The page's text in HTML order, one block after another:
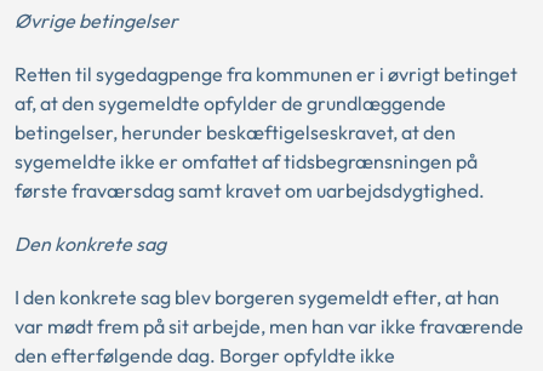
Øvrige betingelser
Retten til sygedagpenge fra kommunen er i øvrigt betinget
af, at den sygemeldte opfylder de grundlæggende
betingelser, herunder beskæftigelseskravet, at den
sygemeldte ikke er omfattet af tidsbegrænsningen på
første fraværsdag samt kravet om uarbejdsdygtighed.
Den konkrete sag
I den konkrete sag blev borgeren sygemeldt efter, at han
var mødt frem på sit arbejde, men han var ikke fraværende
den efterfølgende dag. Borger opfyldte ikke